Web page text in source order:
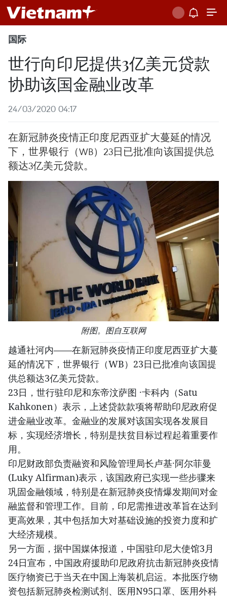
国际
世行向印尼提供3亿美元贷款
协助该国金融业改革
24/03/2020 04:17
在新冠肺炎疫情正印度尼西亚扩大蔓延的情况
下，世界银行（WB）23日已批准向该国提供总
额达3亿美元贷款。
附图。图自互联网
越通社河内——在新冠肺炎疫情正印度尼西亚扩大蔓
延的情况下，世界银行（WB）23日已批准向该国提
供总额达3亿美元贷款。
23日，世行驻印尼和东帝汶萨图 ·卡科内（Satu
Kahkonen）表示，上述贷款款项将帮助印尼政府促
进金融业改革。金融业的发展对该国实现各发展目
标，实现经济增长，特别是扶贫目标过程起着重要作
用。
印尼财政部负责融资和风险管理局长卢基·阿尔菲曼
(Luky Alfirman)表示，该国政府已实现一些步骤来
巩固金融领域，特别是在新冠肺炎疫情爆发期间对金
融监督和管理工作。目前，印尼需推进改革旨在达到
更高效果，其中包括加大对基础设施的投资力度和扩
大经济规模。
另一方面，据中国媒体报道，中国驻印尼大使馆3月
24日宣布，中国政府援助印尼政府抗击新冠肺炎疫情
医疗物资已于当天在中国上海装机启运。本批医疗物
资包括新冠肺炎检测试剂、医用N95口罩、医用外科